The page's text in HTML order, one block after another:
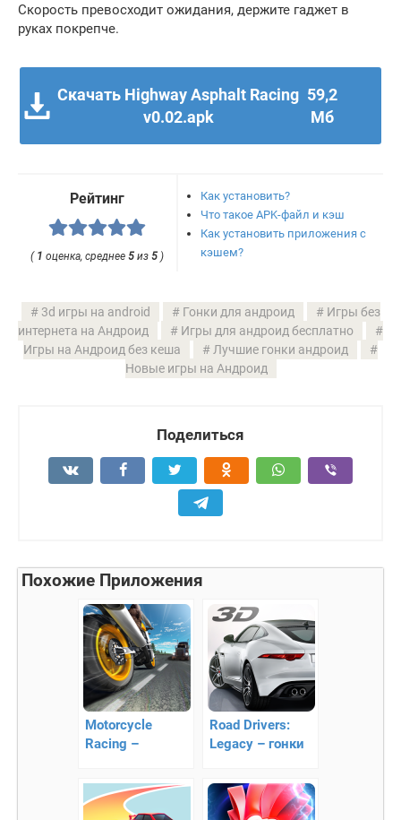
Скорость превосходит ожидания, держите гаджет в
руках покрепче.
Скачать Highway Asphalt Racing
v0.02.apk
59,2
Мб
Рейтинг
( 1 оценка, среднее5 из5 )
Как установить?
Что такое APK-файл и кэш
Как установить приложения с
кэшем?
3d игры на android Гонки для андроид
Игры без
интернета на Андроид
Игры для андроид бесплатно
Игры на Андроид без кеша
Лучшие гонки андроид
Новые игры на Андроид
Поделиться
Похожие Приложения
Motorcycle
Racing –
движение
Road Drivers:
Legacy – гонки